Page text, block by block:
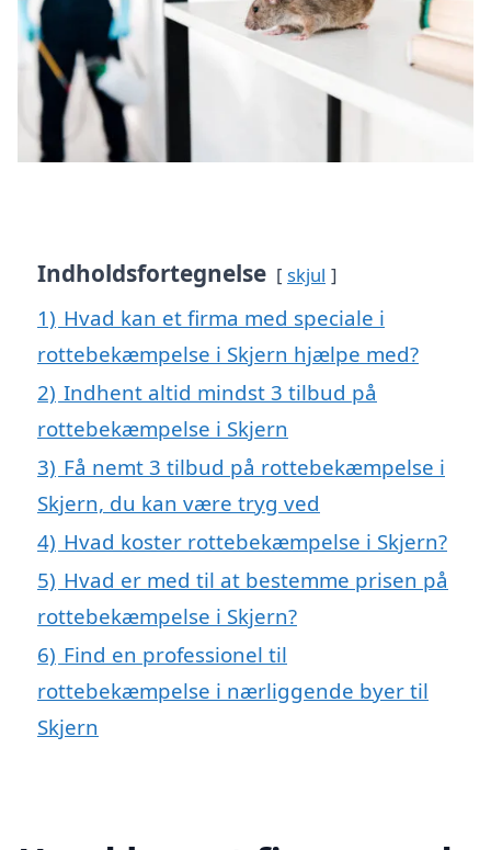
Indholdsfortegnelse skjul
1) Hvad kan et firma med speciale i
rottebekæmpelse i Skjern hjælpe med?
2) Indhent altid mindst 3 tilbud på
rottebekæmpelse i Skjern
3) Få nemt 3 tilbud på rottebekæmpelse i
Skjern, du kan være tryg ved
4) Hvad koster rottebekæmpelse i Skjern?
5) Hvad er med til at bestemme prisen på
rottebekæmpelse i Skjern?
6) Find en professionel til
rottebekæmpelse i nærliggende byer til
Skjern